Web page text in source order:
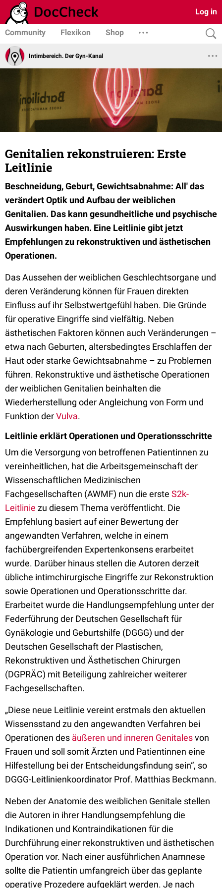
Log in
Community Flexikon Shop
Intimbereich. Der Gyn-Kanal
Genitalien rekonstruieren: Erste
Leitlinie
Beschneidung, Geburt, Gewichtsabnahme: All' das
verändert Optik und Aufbau der weiblichen
Genitalien. Das kann gesundheitliche und psychische
Auswirkungen haben. Eine Leitlinie gibt jetzt
Empfehlungen zu rekonstruktiven und ästhetischen
Operationen.
Das Aussehen der weiblichen Geschlechtsorgane und
deren Veränderung können für Frauen direkten
Einfluss auf ihr Selbstwertgefühl haben. Die Gründe
für operative Eingriffe sind vielfältig. Neben
ästhetischen Faktoren können auch Veränderungen –
etwa nach Geburten, altersbedingtes Erschlaffen der
Haut oder starke Gewichtsabnahme – zu Problemen
führen. Rekonstruktive und ästhetische Operationen
der weiblichen Genitalien beinhalten die
Wiederherstellung oder Angleichung von Form und
Funktion derVulva.
Leitlinie erklärt Operationen und Operationsschritte
Um die Versorgung von betroffenen Patientinnen zu
vereinheitlichen, hat die Arbeitsgemeinschaft der
Wissenschaftlichen Medizinischen
Fachgesellschaften (AWMF) nun die erste S2k-
Leitlinie zu diesem Thema veröffentlicht. Die
Empfehlung basiert auf einer Bewertung der
angewandten Verfahren, welche in einem
fachübergreifenden Expertenkonsens erarbeitet
wurde. Darüber hinaus stellen die Autoren derzeit
übliche intimchirurgische Eingriffe zur Rekonstruktion
sowie Operationen und Operationsschritte dar.
Erarbeitet wurde die Handlungsempfehlung unter der
Federführung der Deutschen Gesellschaft für
Gynäkologie und Geburtshilfe (DGGG) und der
Deutschen Gesellschaft der Plastischen,
Rekonstruktiven und Ästhetischen Chirurgen
(DGPRÄC) mit Beteiligung zahlreicher weiterer
Fachgesellschaften.
„Diese neue Leitlinie vereint erstmals den aktuellen
Wissensstand zu den angewandten Verfahren bei
Operationen des äußeren und inneren Genitalesvon
Frauen und soll somit Ärzten und Patientinnen eine
Hilfestellung bei der Entscheidungsfindung sein“, so
DGGG-Leitlinienkoordinator Prof. Matthias Beckmann.
Neben der Anatomie des weiblichen Genitale stellen
die Autoren in ihrer Handlungsempfehlung die
Indikationen und Kontraindikationen für die
Durchführung einer rekonstruktiven und ästhetischen
Operation vor. Nach einer ausführlichen Anamnese
sollte die Patientin umfangreich über das geplante
operative Prozedere aufgeklärt werden. Je nach